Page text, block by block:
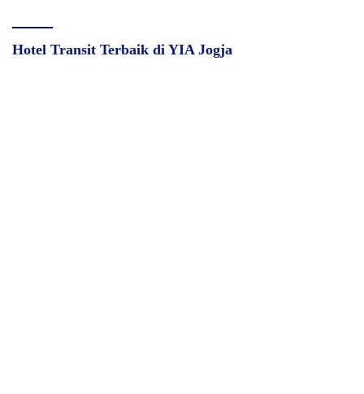
Hotel Transit Terbaik di YIA Jogja